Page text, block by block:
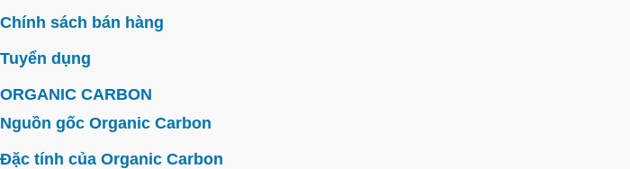
Chính sách bán hàng
Tuyển dụng
ORGANIC CARBON
Nguồn gốc Organic Carbon
Đặc tính của Organic Carbon